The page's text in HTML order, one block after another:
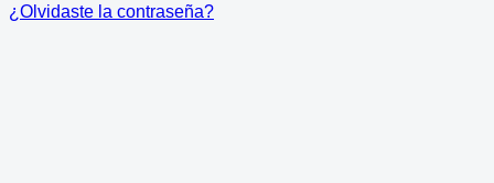
¿Olvidaste la contraseña?